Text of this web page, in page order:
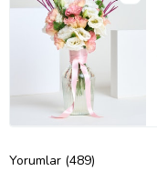
Yorumlar (489)